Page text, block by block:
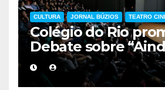
CULTURA JORNAL BÚZIOS TEATRO
Colégio do Rio
Debate sobre
Aqui”, obra
vestibular da UERJ